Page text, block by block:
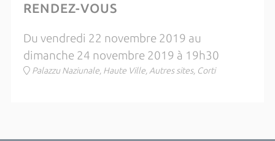
RENDEZ-VOUS
Du vendredi 22 novembre 2019 au
dimanche 24 novembre 2019 à 19h30
Palazzu Naziunale, Haute Ville, Autres sites, Corti